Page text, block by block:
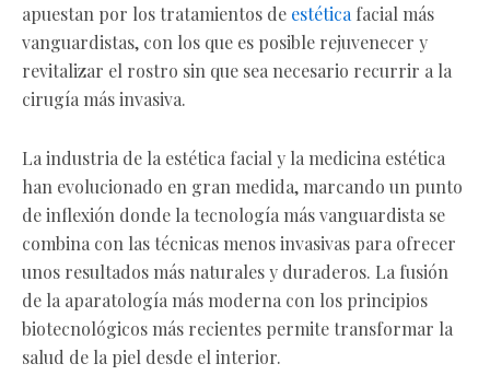
apuestan por los tratamientos de estética facial más
vanguardistas, con los que es posible rejuvenecer y
revitalizar el rostro sin que sea necesario recurrir a la
cirugía más invasiva.
La industria de la estética facial y la medicina estética
han evolucionado en gran medida, marcando un punto
de inflexión donde la tecnología más vanguardista se
combina con las técnicas menos invasivas para ofrecer
unos resultados más naturales y duraderos. La fusión
de la aparatología más moderna con los principios
biotecnológicos más recientes permite transformar la
salud de la piel desde el interior.